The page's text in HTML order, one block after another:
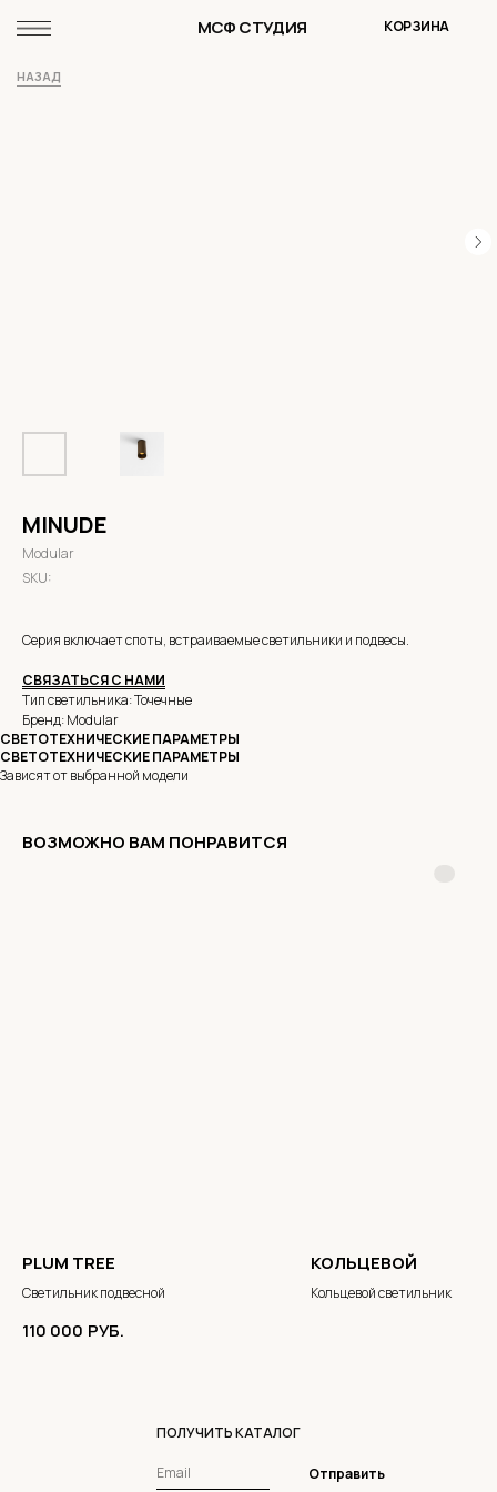
МСФ СТУДИЯ КОРЗИНА
НАЗАД
MINUDE
Modular
SKU:
Серия включает споты, встраиваемые светильники и подвесы.
СВЯЗАТЬСЯ С НАМИ
Тип светильника: Точечные
Бренд: Modular
СВЕТОТЕХНИЧЕСКИЕ ПАРАМЕТРЫ
СВЕТОТЕХНИЧЕСКИЕ ПАРАМЕТРЫ
Зависят от выбранной модели
ВОЗМОЖНО ВАМ ПОНРАВИТСЯ
PLUM TREE
Светильник подвесной
110 000 РУБ.
КОЛЬЦЕВОЙ
Кольцевой светильник
ПОЛУЧИТЬ КАТАЛОГ
Отправить